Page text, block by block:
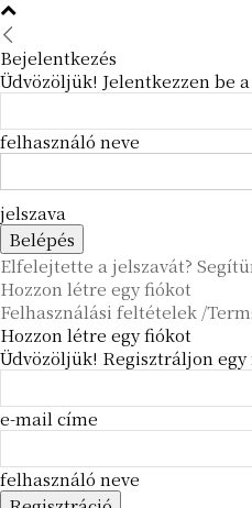
Bejelentkezés
Üdvözöljük! Jelentkezzen be
felhasználó neve
jelszava
Elfelejtette a jelszavát?
Hozzon létre egy fiókot
Felhasználási feltételek /
Hozzon létre egy fiókot
Üdvözöljük! Regisztráljon
e-mail címe
felhasználó neve